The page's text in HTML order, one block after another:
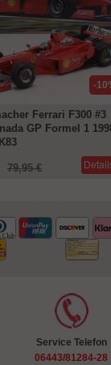
-
Ferrari F300 #3
GP Formel 1
79,95 €
Service Telefon
06443/81284-28